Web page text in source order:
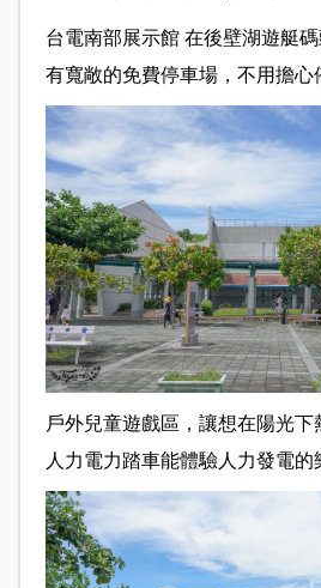
台電南部展示館 在後壁湖遊艇碼
有寬敞的免費停車場，不用擔心
戶外兒童遊戲區，讓想在陽光下
人力電力踏車能體驗人力發電的